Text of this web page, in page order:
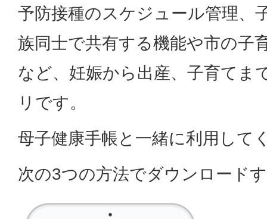
予防接種のスケジュール管理、
族同士で共有する機能や市の子
など、妊娠から出産、子育てま
リです。
母子健康手帳と一緒に利用して
次の3つの方法でダウンロード